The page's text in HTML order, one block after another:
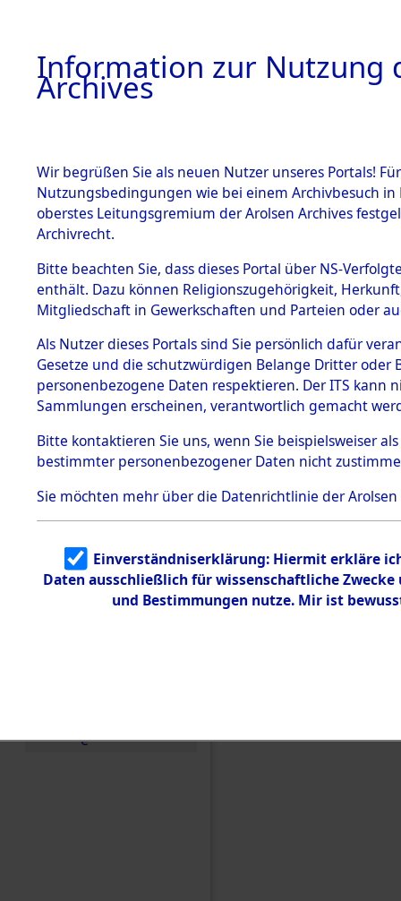
BESTÄNDE
1.
mente
5. Verschiedenes
5.3
Todesmärsche
5.3.1 Alliierte
Erhebungen
zu
Todesmärsch
en
5.3.2
Identifizierun
g
5.3.3
Todesmärsch
e
Information zur Nutzung
Archives
Wir begrüßen Sie als neuen Nutzer unseres Portals!
Nutzungsbedingungen wie bei einem Archivbesuch
oberstes Leitungsgremium der Arolsen Archives
Archivrecht.
Bitte beachten Sie, dass dieses Portal über NS-
enthält. Dazu können Religionszugehörigkeit,
Mitgliedschaft in Gewerkschaften und Parteien oder
Als Nutzer dieses Portals sind Sie persönlich dafür
Gesetze und die schutzwürdigen Belange Dritter
personenbezogene Daten respektieren. Der ITS
Sammlungen erscheinen, verantwortlich gemacht
Bitte kontaktieren Sie uns, wenn Sie beispielsweiser
bestimmter personenbezogener Daten nicht
Sie möchten mehr über die Datenrichtlinie der Arolsen
Einverständniserklärung: Hiermit erkläre
Daten ausschließlich für wissenschaftliche
und Bestimmungen nutze. Mir ist